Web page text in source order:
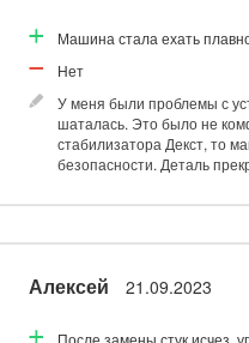
Машина стала ехать
Нет
У меня были проблемы с
шаталась. Это было не
стабилизатора Декст, то
безопасности. Деталь
Алексей 21.09.2023
После замены стук исчез,